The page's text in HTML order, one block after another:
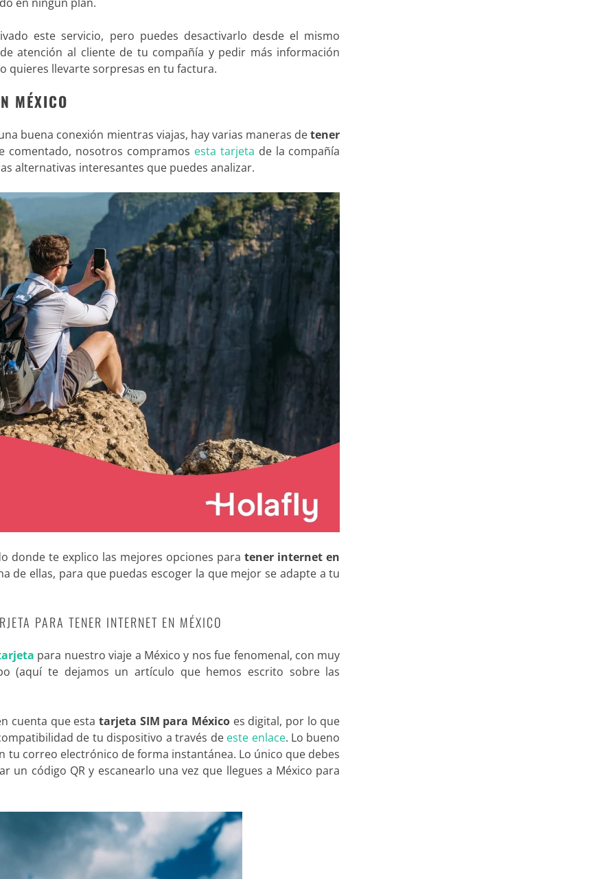
en ningún plan.
este servicio, pero puedes desactivarlo desde el mismo
atención al cliente de tu compañía y pedir más información
quieres llevarte sorpresas en tu factura.
MÉXICO
buena conexión mientras viajas, hay varias maneras detener
comentado, nosotros compramos esta tarjeta de la compañía
alternativas interesantes que puedes analizar.
donde te explico las mejores opciones paratener internet en
de ellas, para que puedas escoger la que mejor se adapte a tu
PARA TENER INTERNET EN MÉXICO
para nuestro viaje a México y nos fue fenomenal, con muy
(aquí te dejamos un artículo que hemos escrito sobre las
cuenta que esta tarjeta SIM para México es digital, por lo que
de tu dispositivo a través de este enlace. Lo bueno
tu correo electrónico de forma instantánea. Lo único que debes
un código QR y escanearlo una vez que llegues a México para